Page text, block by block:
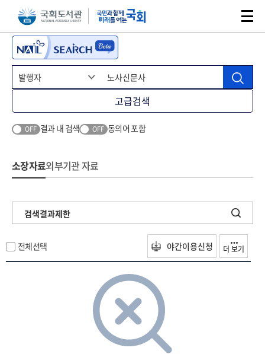
본문 바로가기주메뉴 바로가기
고급검색
OFF 결과 내 검색 OFF 동의어 포함
소장자료외부기관 자료
검색결과제한
전체선택 야간이용신청 더 보기